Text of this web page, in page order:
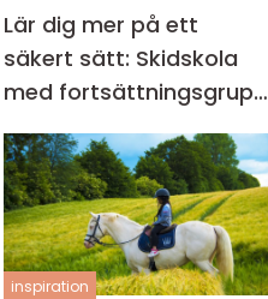
Lär dig mer på ett
säkert sätt: Skidskola
med fortsättningsgrupp
i Stockholm
inspiration